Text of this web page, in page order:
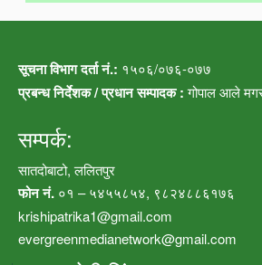
सूचना विभाग दर्ता नं.: १५०६/०७६-०७७
प्रबन्ध निर्देशक / प्रधान सम्पादक :गोपाल आले
सम्पर्क:
सातदोबाटो, ललितपुर
फोन नं. ०१ – ५४५५८५४, ९८२४८८६१७६
krishipatrika1@gmail.com
evergreenmedianetwork@gmail.com